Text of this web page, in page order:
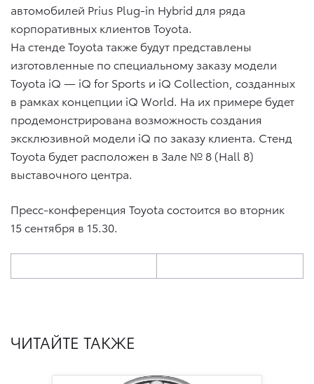
автомобилей Prius Plug-in Hybrid для ряда
корпоративных клиентов Toyota.
На стенде Toyota также будут представлены
изготовленные по специальному заказу модели
Toyota iQ — iQ for Sports и iQ Collection, созданных
в рамках концепции iQ World. На их примере будет
продемонстрирована возможность создания
эксклюзивной модели iQ по заказу клиента. Стенд
Toyota будет расположен в Зале № 8 (Hall 8)
выставочного центра.
Пресс-конференция Toyota состоится во вторник
15 сентября в 15.30.
ЧИТАЙТЕ ТАКЖЕ